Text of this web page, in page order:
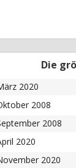
Die
2020
2008
2008
2020
2020